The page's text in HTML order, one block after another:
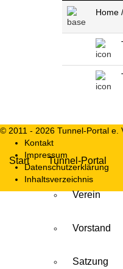
Home /
© 2011 - 2026 Tunnel-Portal e.
Kontakt
Impressum
Datenschutzerklärung
Inhaltsverzeichnis
DE
Start Tunnel-Portal
Verein
Vorstand
Satzung